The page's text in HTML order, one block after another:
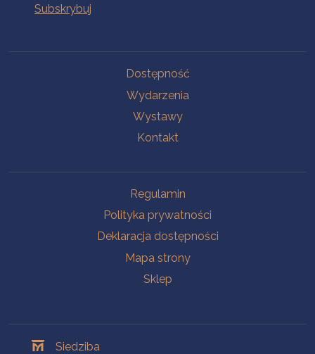
Dostępność
Wydarzenia
Wystawy
Kontakt
Regulamin
Polityka prywatności
Deklaracja dostępności
Mapa strony
Sklep
Siedziba